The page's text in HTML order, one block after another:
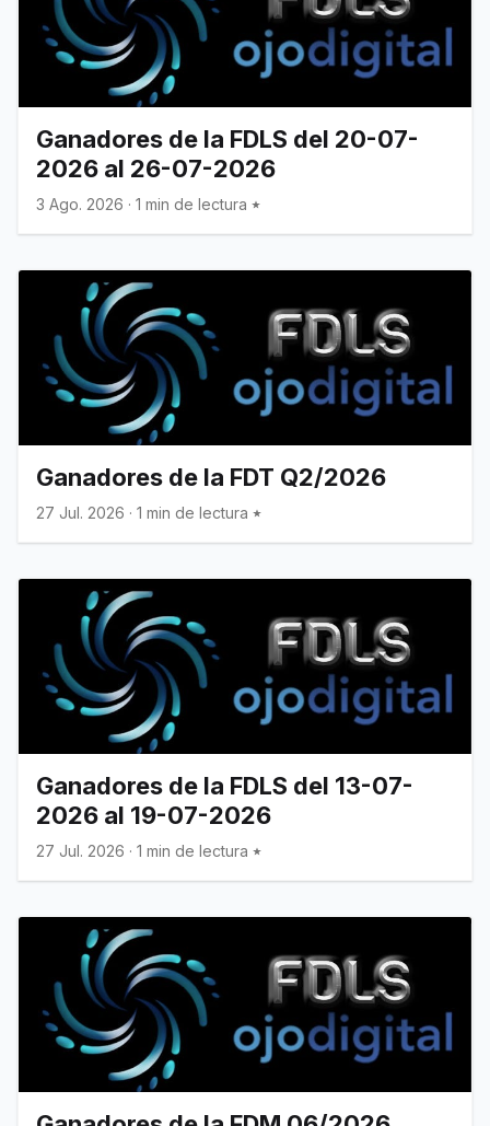
Ganadores de la FDLS del 20-07-
2026 al 26-07-2026
3 Ago. 2026 · 1 min de lectura
Ganadores de la FDT Q2/2026
27 Jul. 2026 · 1 min de lectura
Ganadores de la FDLS del 13-07-
2026 al 19-07-2026
27 Jul. 2026 · 1 min de lectura